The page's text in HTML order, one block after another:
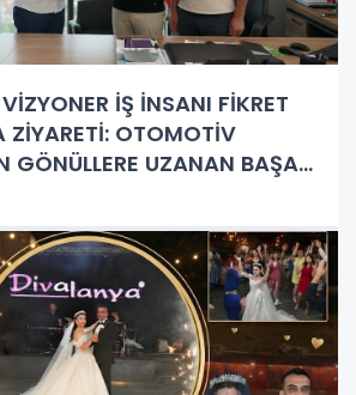
İŞ İNSANI FİKRET
ZİYARETİ: OTOMOTİV
GÖNÜLLERE UZANAN BAŞARI